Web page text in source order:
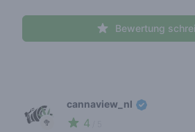
Bewertung
🥦
cannaview_nl
4